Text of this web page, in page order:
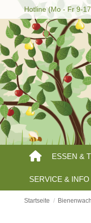
Hotline (Mo - Fr 9-
ESSEN &
SERVICE & INFO
Startseite